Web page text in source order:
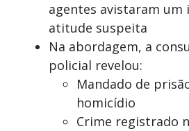
agentes avistaram um
atitude suspeita
Na abordagem, a
policial revelou:
Mandado de
homicídio
Crime registrado